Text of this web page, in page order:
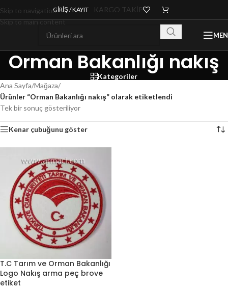
Skip to navigation
Skip to main content
GIRIŞ / KAYIT KARGO TAKİP
Orman Bakanlığı nakış
Kategoriler
Ana Sayfa/Mağaza/
Ürünler “Orman Bakanlığı nakış” olarak etiketlendi
Tek bir sonuç gösteriliyor
Kenar çubuğunu göster
T.C Tarım ve Orman Bakanlığı
Logo Nakış arma peç brove
etiket